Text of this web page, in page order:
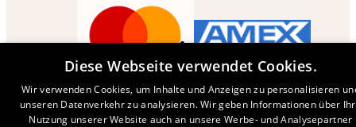
Diese Webseite verwendet Cookies.
Wir verwenden Cookies, um Inhalte und Anzeigen zu personalisieren
unseren Datenverkehr zu analysieren. Wir geben Informationen über
Nutzung unserer Website auch an unsere Werbe- und Analysepartner